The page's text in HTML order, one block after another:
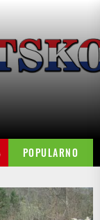
POPULARNO